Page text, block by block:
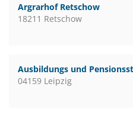
Argrarhof Retschow
18211 Retschow
Ausbildungs und
04159 Leipzig